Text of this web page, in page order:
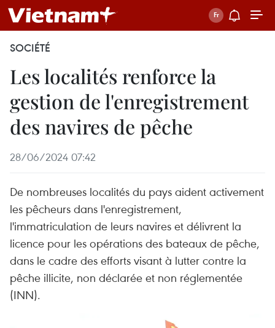
SOCIÉTÉ
Les localités renforce la
gestion de l'enregistrement
des navires de pêche
28/06/2024 07:42
De nombreuses localités du pays aident activement
les pêcheurs dans l'enregistrement,
l'immatriculation de leurs navires et délivrent la
licence pour les opérations des bateaux de pêche,
dans le cadre des efforts visant à lutter contre la
pêche illicite, non déclarée et non réglementée
(INN).